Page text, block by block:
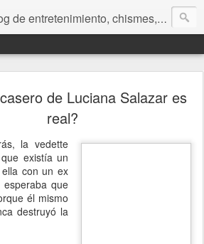
chismes, humor, farándula, curiosidades, ovnis, noticias calientes, fotos, videos, paranormal y ¡más!
de Luciana Salazar es
real?
la vedette
existía un
con un ex
que
él mismo
destruyó la